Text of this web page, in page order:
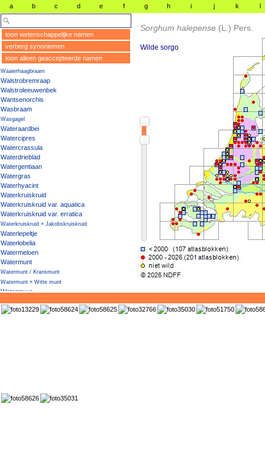
a b c d e f g h i j k l
toon wetenschappelijke namen
verberg synoniemen
toon alleen geaccepteerde namen
Waaierhaagbraam
Walstrobremraap
Walstroleeuwenbek
Wantsenorchis
Wasbraam
Wasgagel
Wateraardbei
Watercipres
Watercrassula
Waterdrieblad
Watergentiaan
Watergras
Waterhyacint
Waterkruiskruid
Waterkruiskruid var. aquatica
Waterkruiskruid var. erratica
Waterkruiskruid × Jakobskruiskruid
Waterlepeltje
Waterlobelia
Watermeloen
Watermunt
Watermunt / Kransmunt
Watermunt × Witte munt
Watermuur
Waterpeper
Waterwaaier
Waterzuring
Sorghum halepense (L.) Pers.
Wilde sorgo